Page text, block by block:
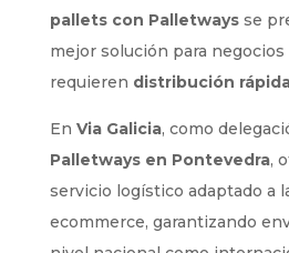
pallets con Palletwaysse
mejor solución para
requieren distribución
En Via Galicia, como
Palletways en Pontevedra,
servicio logístico adaptado a
ecommerce, garantizando